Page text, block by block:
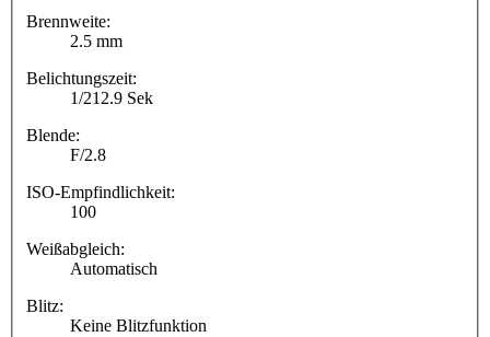
Brennweite:
2.5 mm
Belichtungszeit:
1/212.9 Sek
Blende:
F/2.8
ISO-Empfindlichkeit:
100
Weißabgleich:
Automatisch
Blitz:
Keine Blitzfunktion